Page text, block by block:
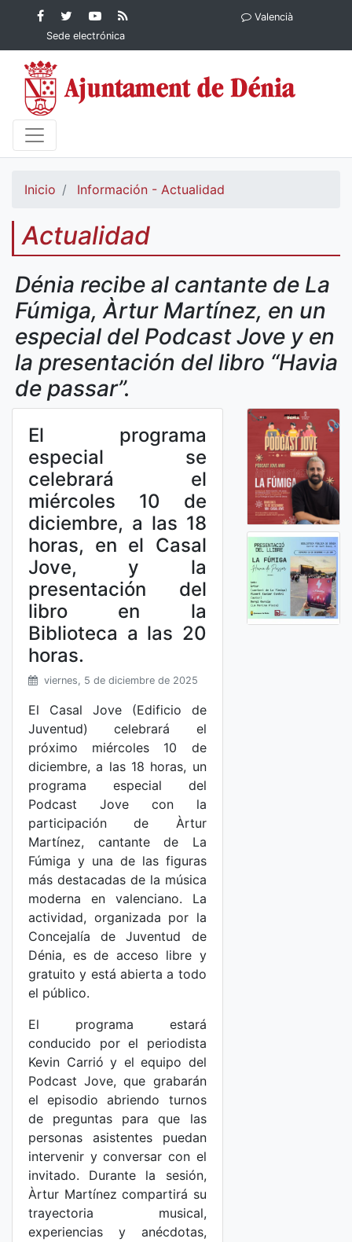
Contenido principalFacebook
Ayuntamiento de
Dénia
Ayuntamiento
de Dénia
YouTube
Ayuntamiento
de Dénia
Ayuntamiento
Sede electrónica
Valencià
Inicio Información - Actualidad
Actualidad
Dénia recibe al cantante de La
Fúmiga, Àrtur Martínez, en un
especial del Podcast Jove y en
la presentación del libro “Havia
de passar”.
El programa
especial se
celebrará el
miércoles 10 de
diciembre, a las 18
horas, en el Casal
Jove, y la
presentación del
libro en la
Biblioteca a las 20
horas.
viernes, 5 de diciembre de 2025
El Casal Jove (Edificio de
Juventud) celebrará el
próximo miércoles 10 de
diciembre, a las 18 horas, un
programa especial del
Podcast Jove con la
participación de Àrtur
Martínez, cantante de La
Fúmiga y una de las figuras
más destacadas de la música
moderna en valenciano. La
actividad, organizada por la
Concejalía de Juventud de
Dénia, es de acceso libre y
gratuito y está abierta a todo
el público.
El programa estará
conducido por el periodista
Kevin Carrió y el equipo del
Podcast Jove, que grabarán
el episodio abriendo turnos
de preguntas para que las
personas asistentes puedan
intervenir y conversar con el
invitado. Durante la sesión,
Àrtur Martínez compartirá su
trayectoria musical,
experiencias y anécdotas,